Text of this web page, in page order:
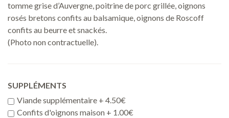
tomme grise d’Auvergne, poitrine de porc grillée, oignons
rosés bretons confits au balsamique, oignons de Roscoff
confits au beurre et snackés.
(Photo non contractuelle).
SUPPLÉMENTS
Viande supplémentaire + 4.50€
Confits d'oignons maison + 1.00€